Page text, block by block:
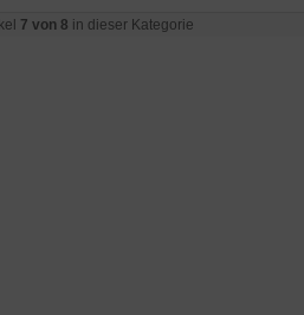
7 von 8 in dieser Kategorie